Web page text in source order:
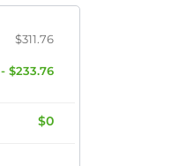
$311.76
- $233.76
$0